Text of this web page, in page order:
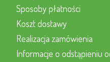
Sposoby płatności
Koszt dostawy
Realizacja zamówienia
Informacje o odstąpieniu